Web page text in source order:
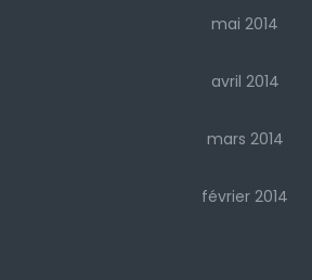
mai 2014
avril 2014
mars 2014
février 2014